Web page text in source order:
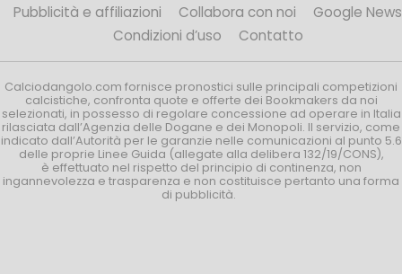
Pubblicità e affiliazioni
Collabora con noi
Google News
Condizioni d’uso
Contatto
Calciodangolo.com fornisce pronostici sulle principali competizioni
calcistiche, confronta quote e offerte dei Bookmakers da noi
selezionati, in possesso di regolare concessione ad operare in Italia
rilasciata dall’Agenzia delle Dogane e dei Monopoli. Il servizio, come
indicato dall’Autorità per le garanzie nelle comunicazioni al punto 5.6
delle proprie Linee Guida (allegate alla delibera 132/19/CONS),
è effettuato nel rispetto del principio di continenza, non
ingannevolezza e trasparenza e non costituisce pertanto una forma
di pubblicità.